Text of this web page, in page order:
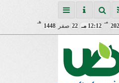
مـ
12:12 مـ 22 صفر 1448
هـ